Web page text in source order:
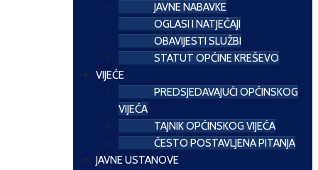
JAVNE NABAVKE
OGLASI I NATJEČAJI
OBAVIJESTI SLUŽBI
STATUT OPĆINE KREŠEVO
VIJEĆE
PREDSJEDAVAJUĆI OPĆINSKOG
VIJEĆA
TAJNIK OPĆINSKOG VIJEĆA
ČESTO POSTAVLJENA PITANJA
JAVNE USTANOVE